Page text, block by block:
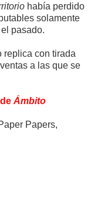
había perdido
solamente
pasado.
replica con tirada
a las que se
Ámbito
Papers,